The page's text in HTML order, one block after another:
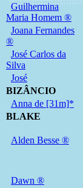
Guilhermina
Maria Homem ®
Joana Fernandes
®
José Carlos da
Silva
José
BIZÂNCIO
Anna de [31m]*
BLAKE
Alden Besse ®
Dawn ®